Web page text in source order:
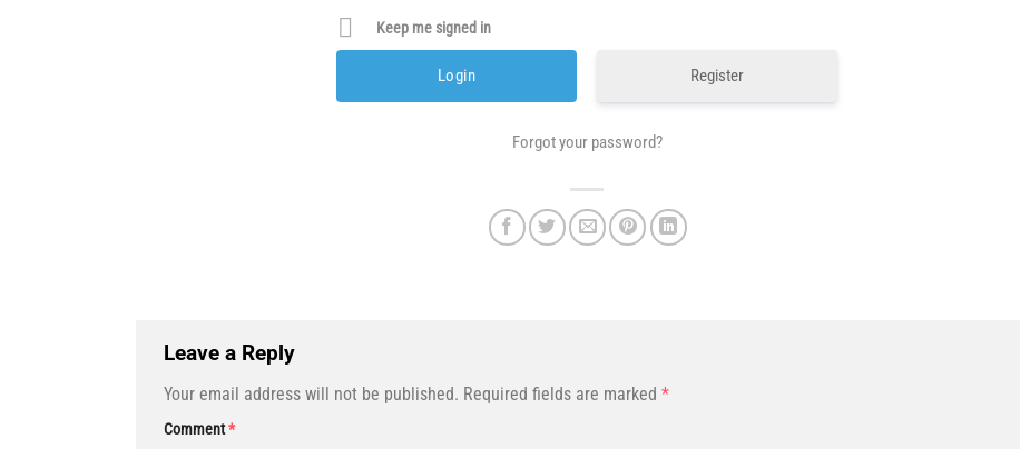
Keep me signed in
Register
Forgot your password?
Leave a Reply
Your email address will not be published. Required fields are marked *
Comment*